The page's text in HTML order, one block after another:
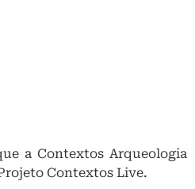
a Contextos Arqueologia
Contextos Live.